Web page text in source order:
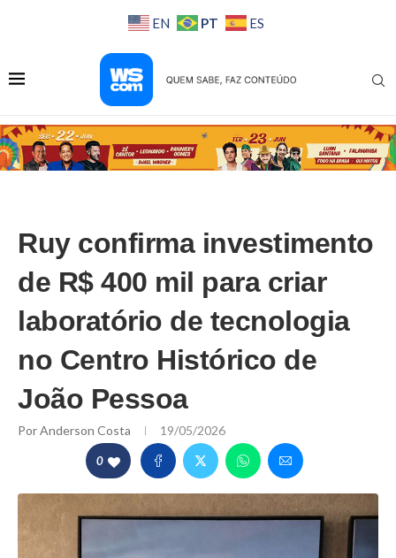
EN PT ES
Ruy confirma investimento
de R$ 400 mil para criar
laboratório de tecnologia
no Centro Histórico de
João Pessoa
PorAnderson Costa 19/05/2026
0